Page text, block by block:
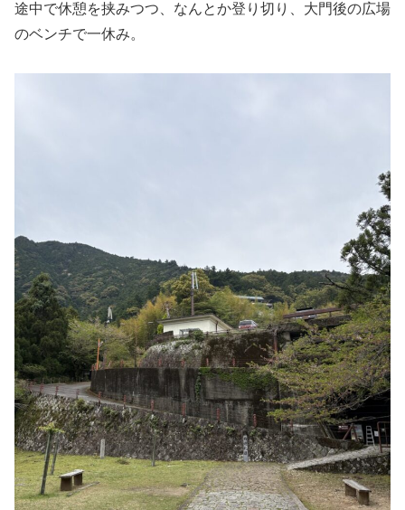
途中で休憩を挟みつつ、なんとか登り切り、大門後の広場
のベンチで一休み。